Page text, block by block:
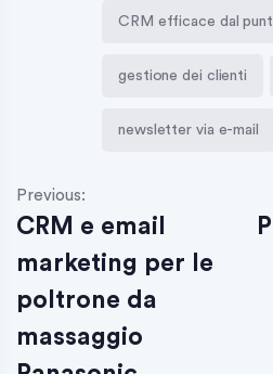
CRM efficace dal
gestione dei clienti
newsletter via e-mail
Previous:
CRM e email
marketing per le
poltrone da
massaggio